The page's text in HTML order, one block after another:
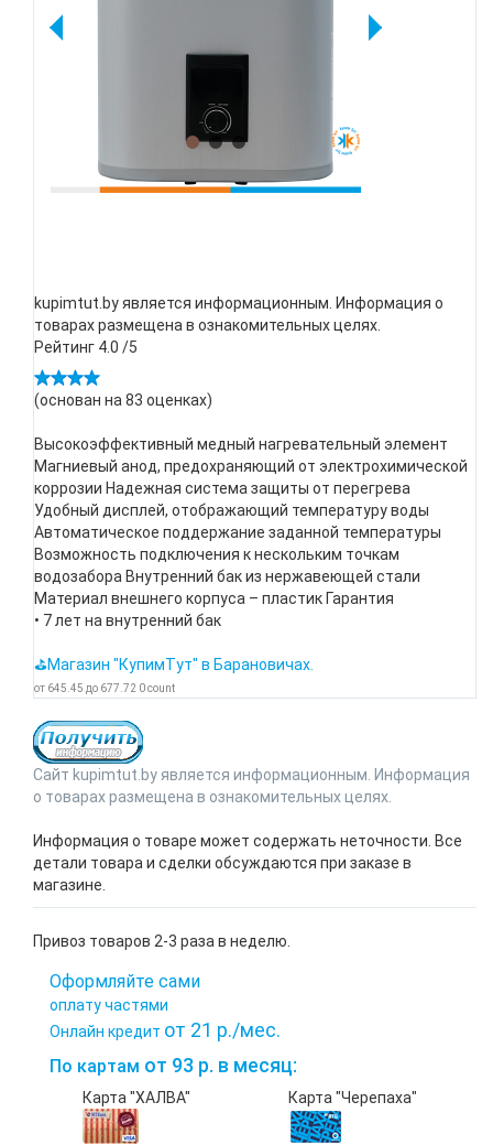
kupimtut.by является информационным. Информация о
товарах размещена в ознакомительных целях.
Рейтинг 4.0 /5
(основан на 83 оценках)
Высокоэффективный медный нагревательный элемент
Магниевый анод, предохраняющий от электрохимической
коррозии Надежная система защиты от перегрева
Удобный дисплей, отображающий температуру воды
Автоматическое поддержание заданной температуры
Возможность подключения к нескольким точкам
водозабора Внутренний бак из нержавеющей стали
Материал внешнего корпуса – пластик Гарантия
• 7 лет на внутренний бак
⛳Магазин "КупимТут" в Барановичах.
от 645.45 до 677.72 0count
Сайт kupimtut.by является информационным. Информация
о товарах размещена в ознакомительных целях.
Информация о товаре может содержать неточности. Все
детали товара и сделки обсуждаются при заказе в
магазине.
Привоз товаров 2-3 раза в неделю.
Оформляйте сами
оплату частями
Онлайн кредит от 21 р./мес.
По картам от 93 р. в месяц:
Карта "ХАЛВА" Карта "Черепаха"